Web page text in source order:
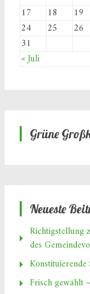
17
18 19
24
25 26
31
« Juli
Grüne
Neueste
Richtigstellung
des
Frisch gewählt